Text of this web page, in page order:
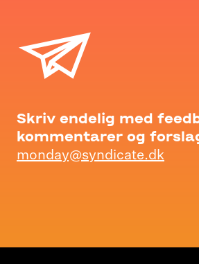
Skriv endelig med
kommentarer og
monday@syndicate.dk